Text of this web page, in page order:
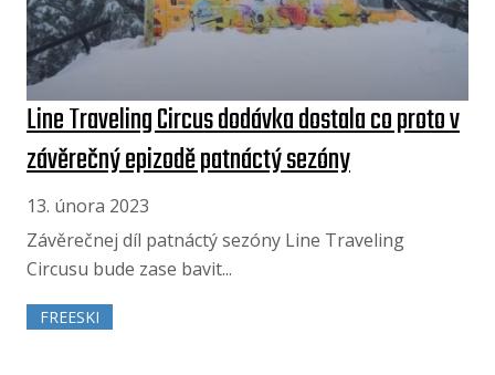
Line Traveling Circus dodávka dostala co proto v
závěrečný epizodě patnáctý sezóny
13. února 2023
Závěrečnej díl patnáctý sezóny Line Traveling
Circusu bude zase bavit...
FREESKI